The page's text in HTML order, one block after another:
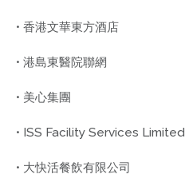
• 香港文華東方酒店
• 港島東醫院聯網
• 美心集團
• ISS Facility Services Limited
• 大快活餐飲有限公司